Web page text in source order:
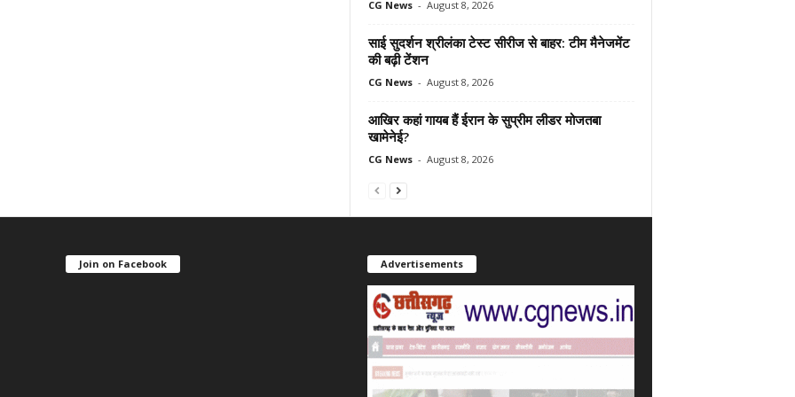
CG News - August 8, 2026
साई सुदर्शन श्रीलंका टेस्ट सीरीज से बाहर: टीम मैनेजमेंट
की बढ़ी टेंशन
CG News - August 8, 2026
आखिर कहां गायब हैं ईरान के सुप्रीम लीडर मोजतबा
खामेनेई?
CG News - August 8, 2026
Join on Facebook Advertisements